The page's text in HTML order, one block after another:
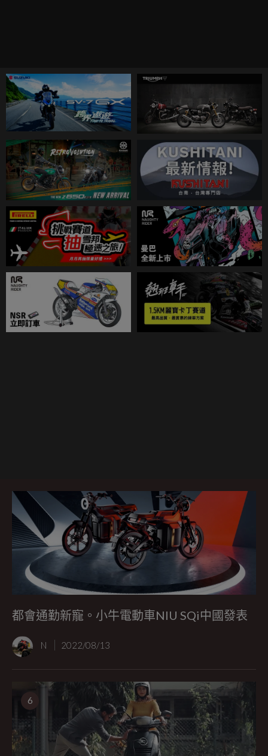
都會通勤新寵。小牛電動車NIU SQi中國發表
N 2022/08/13
6